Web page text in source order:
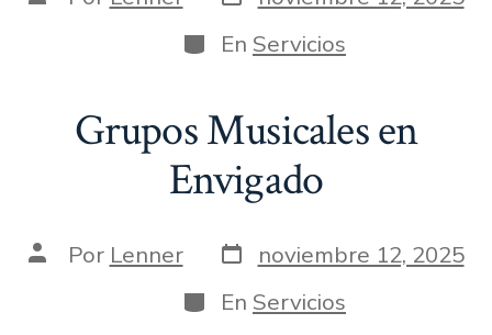
de
publicación
Categorías
En Servicios
Grupos Musicales en
Envigado
AutorPor Lenner Fecha
de
publicación
noviembre 12, 2025
Categorías
En Servicios